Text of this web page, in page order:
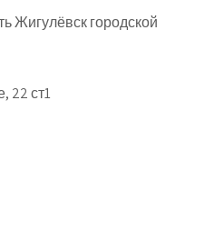
Жигулёвск городской
22 ст1